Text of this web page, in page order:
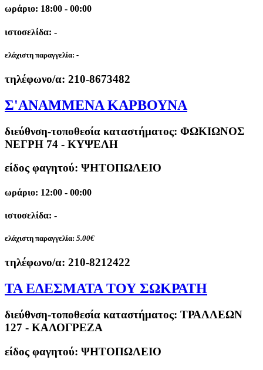
ωράριο: 18:00 - 00:00
ιστοσελίδα: -
ελάχιστη παραγγελία: -
τηλέφωνο/α: 210-8673482
Σ'ΑΝΑΜΜΕΝΑ ΚΑΡΒΟΥΝΑ
διεύθνση-τοποθεσία καταστήματος: ΦΩΚΙΩΝΟΣ
ΝΕΓΡΗ 74 - ΚΥΨΕΛΗ
είδος φαγητού: ΨΗΤΟΠΩΛΕΙΟ
ωράριο: 12:00 - 00:00
ιστοσελίδα: -
ελάχιστη παραγγελία: 5.00€
τηλέφωνο/α: 210-8212422
ΤΑ ΕΔΕΣΜΑΤΑ ΤΟΥ ΣΩΚΡΑΤΗ
διεύθνση-τοποθεσία καταστήματος: ΤΡΑΛΛΕΩΝ
127 - ΚΑΛΟΓΡΕΖΑ
είδος φαγητού: ΨΗΤΟΠΩΛΕΙΟ